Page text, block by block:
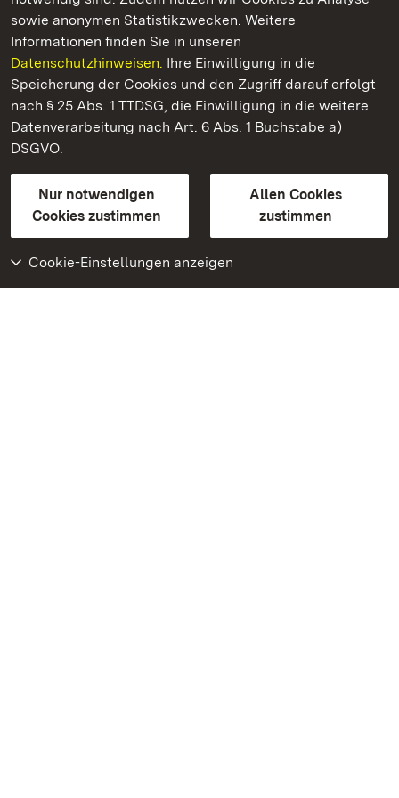
sowie anonymen Statistikzwecken. Weitere
Informationen finden Sie in unseren
Datenschutzhinweisen. Ihre Einwilligung in die
Speicherung der Cookies und den Zugriff darauf erfolgt
nach § 25 Abs. 1 TTDSG, die Einwilligung in die weitere
Datenverarbeitung nach Art. 6 Abs. 1 Buchstabe a)
DSGVO.
Nur notwendigen
Cookies zustimmen
Allen Cookies
zustimmen
Cookie-Einstellungen anzeigen
Residenzschloss Ludwigsburg
Staatliche Schlösser und Gärten Baden-Württemberg
Kontakt
GebärdenspracheLeichte Sprache
Erklärung zur Barrierefreiheit
BITV-konform (geprüfte Seiten)
Weiteres